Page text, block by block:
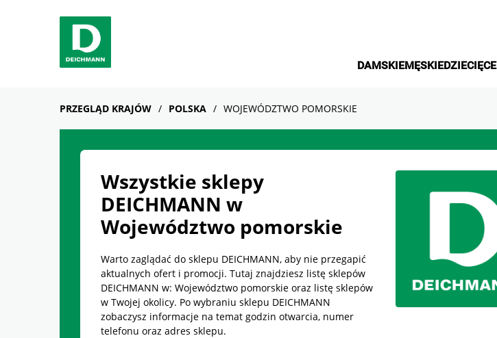
DAMSKIEMĘSKIEDZIECIĘCE
PRZEGLĄD KRAJÓW POLSKA WOJEWÓDZTWO POMORSKIE
Wszystkie sklepy
DEICHMANN w
Województwo pomorskie
Warto zaglądać do sklepu DEICHMANN, aby nie przegapić
aktualnych ofert i promocji. Tutaj znajdziesz listę sklepów
DEICHMANN w: Województwo pomorskie oraz listę sklepów
w Twojej okolicy. Po wybraniu sklepu DEICHMANN
zobaczysz informacje na temat godzin otwarcia, numer
telefonu oraz adres sklepu.